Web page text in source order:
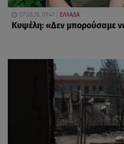
07.08.26, 09:47 ΕΛΛΑΔΑ
Κυψέλη: «Δεν μπορούσαμε